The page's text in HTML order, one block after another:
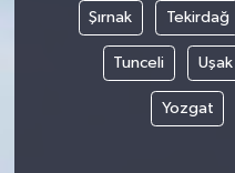
Şırnak Tekirdağ
Tunceli Uşak
Yozgat